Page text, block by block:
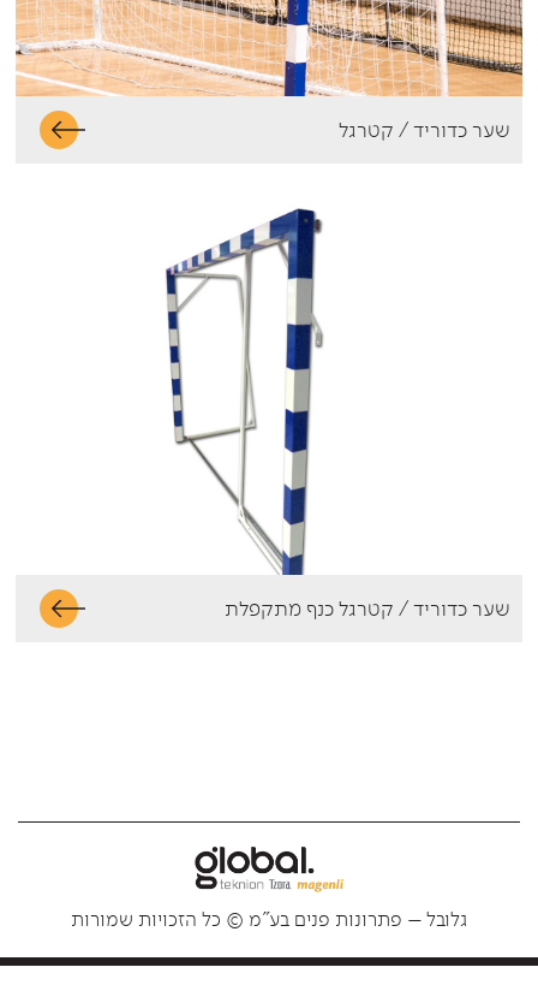
שער כדוריד / קטרגל
שער כדוריד / קטרגל כנף מתקפלת
גלובל – פתרונות פנים בע"מ © כל הזכויות שמורות